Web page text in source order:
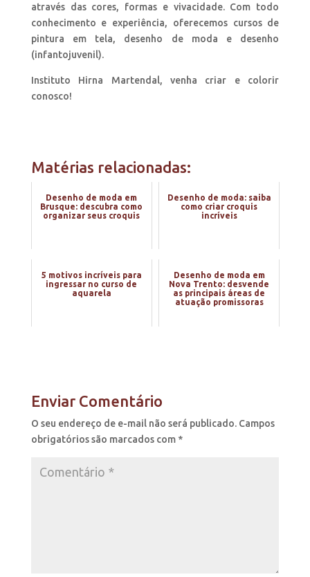
através das cores, formas e vivacidade. Com todo
conhecimento e experiência, oferecemos cursos de
pintura em tela, desenho de moda e desenho
(infantojuvenil).
Instituto Hirna Martendal, venha criar e colorir
conosco!
Matérias relacionadas:
Desenho de moda em
Brusque: descubra como
organizar seus croquis
Desenho de moda: saiba
como criar croquis
incríveis
5 motivos incríveis para
ingressar no curso de
aquarela
Desenho de moda em
Nova Trento: desvende
as principais áreas de
atuação promissoras
Enviar Comentário
O seu endereço de e-mail não será publicado. Campos
obrigatórios são marcados com *